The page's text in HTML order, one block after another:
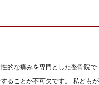
的な痛みを専門とした整骨院で
ることが不可欠です。 私どもが